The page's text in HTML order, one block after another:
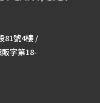
81號4樓 /
字第18-